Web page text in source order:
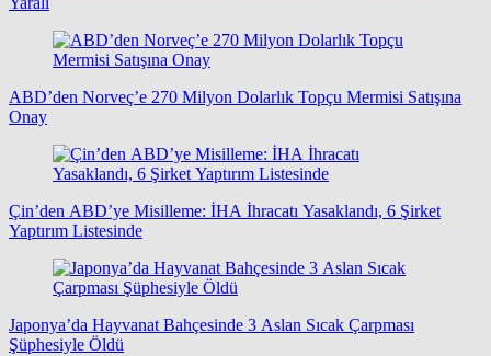
ABD’den Norveç’e 270 Milyon Dolarlık Topçu Mermisi Satışına
Onay
Çin’den ABD’ye Misilleme: İHA İhracatı Yasaklandı, 6 Şirket
Yaptırım Listesinde
Japonya’da Hayvanat Bahçesinde 3 Aslan Sıcak Çarpması
Şüphesiyle Öldü